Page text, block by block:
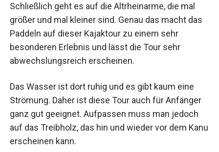
Schließlich geht es auf die Altrheinarme, die mal
größer und mal kleiner sind. Genau das macht das
Paddeln auf dieser Kajaktour zu einem sehr
besonderen Erlebnis und lässt die Tour sehr
abwechslungsreich erscheinen.
Das Wasser ist dort ruhig und es gibt kaum eine
Strömung. Daher ist diese Tour auch für Anfänger
ganz gut geeignet. Aufpassen muss man jedoch
auf das Treibholz, das hin und wieder vor dem Kanu
erscheinen kann.